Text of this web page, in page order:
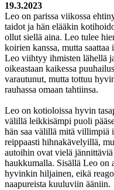
19.3.2023
Leo on parissa viikossa
taidot ja hän elääkin
ollut siellä aina. Leo tulee
koirien kanssa, mutta
Leo viihtyy ihmisten lähellä
oikeastaan kaikessa
varautunut, mutta tottuu
rauhassa omaan tahtiinsa.
Leo on kotioloissa hyvin
välillä leikkisämpi puoli
hän saa välillä mitä villimpiä
reippaasti hihnakävelyillä,
autoihin ovat vielä
haukkumalla. Sisällä Leo on
hyvinkin hiljainen, eikä
naapureista kuuluviin ääniin.